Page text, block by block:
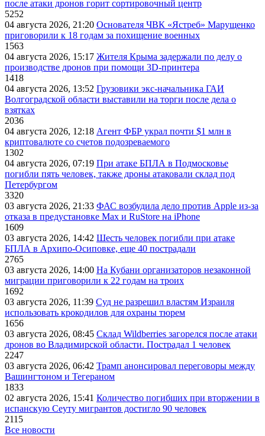
после атаки дронов горит сортировочный центр
5252
04 августа 2026, 21:20 Основателя ЧВК «Ястреб» Марущенко
приговорили к 18 годам за похищение военных
1563
04 августа 2026, 15:17 Жителя Крыма задержали по делу о
производстве дронов при помощи 3D‑принтера
1418
04 августа 2026, 13:52 Грузовики экс-начальника ГАИ
Волгоградской области выставили на торги после дела о
взятках
2036
04 августа 2026, 12:18 Агент ФБР украл почти $1 млн в
криптовалюте со счетов подозреваемого
1302
04 августа 2026, 07:19 При атаке БПЛА в Подмосковье
погибли пять человек, также дроны атаковали склад под
Петербургом
3320
03 августа 2026, 21:33 ФАС возбудила дело против Apple из-за
отказа в предустановке Max и RuStore на iPhone
1609
03 августа 2026, 14:42 Шесть человек погибли при атаке
БПЛА в Архипо-Осиповке, еще 40 пострадали
2765
03 августа 2026, 14:00 На Кубани организаторов незаконной
миграции приговорили к 22 годам на троих
1692
03 августа 2026, 11:39 Суд не разрешил властям Израиля
использовать крокодилов для охраны тюрем
1656
03 августа 2026, 08:45 Склад Wildberries загорелся после атаки
дронов во Владимирской области. Пострадал 1 человек
2247
03 августа 2026, 06:42 Трамп анонсировал переговоры между
Вашингтоном и Тегераном
1833
02 августа 2026, 15:41 Количество погибших при вторжении в
испанскую Сеуту мигрантов достигло 90 человек
2115
Все новости